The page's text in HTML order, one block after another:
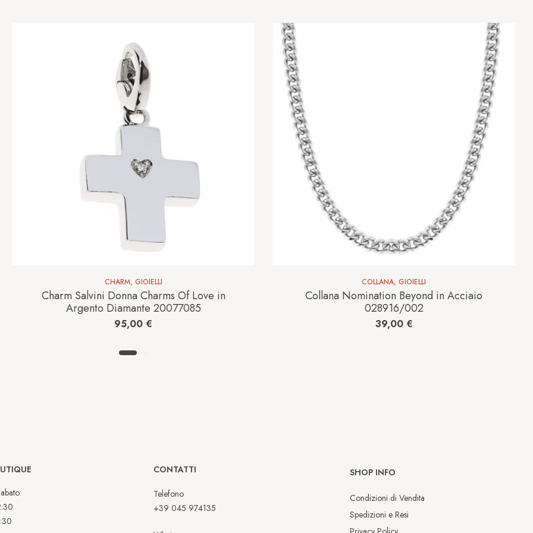
CHARM, GIOIELLI
Charm Salvini Donna Charms Of Love in
Argento Diamante 20077085
95,00 €
COLLANA, GIOIELLI
Collana Nomination Beyond in Acciaio
028916/002
39,00 €
CONTATTI
Telefono
+39 045 974135
SHOP INFO
Condizioni di Vendita
Spedizioni e Resi